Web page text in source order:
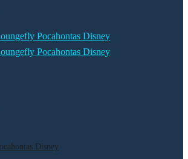
Disney